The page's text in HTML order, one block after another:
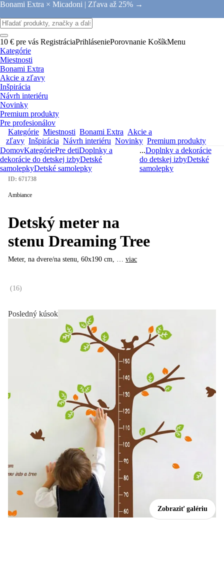
Bonami Extra × Micadoni | Zľava až 25% →
10 € pre vás RegistráciaPrihláseniePorovnanie KošíkMenu
Kategórie
Miestnosti
Bonami Extra
Akcie a zľavy
Inšpirácia
Návrh interiéru
Novinky
Premium produkty
Pre profesionálov
Kategórie Miestnosti Bonami Extra Akcie a
zľavy Inšpirácia Návrh interiéru Novinky Premium produkty
DomovKategóriePre detiDoplnky a
dekorácie do detskej izbyDetské
samolepkyDetské samolepky
...Doplnky a dekorácie
do detskej izbyDetské
samolepky
Zobraziť galériu
Posledný kúsok
ID: 671738
Ambiance
Detský meter na
stenu Dreaming Tree
Meter, na dvere/na stenu, 60x190 cm, … viac
(16)